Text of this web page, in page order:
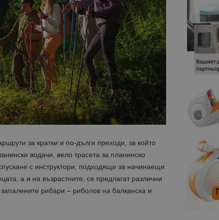
за кратки и по-дълги преходи, за който
водачи, вело трасета за планинско
с инструктори, подходящи за начинаещи
а и на възрастните, се предлагат различни
рибари – риболов на балканска и